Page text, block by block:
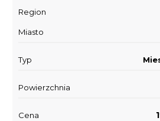
Region
Miasto
Typ
Powierzchnia
Cena